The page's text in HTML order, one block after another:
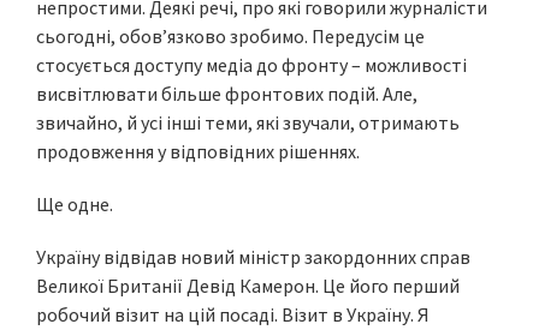
непростими. Деякі речі, про які говорили журналісти
сьогодні, обов’язково зробимо. Передусім це
стосується доступу медіа до фронту – можливості
висвітлювати більше фронтових подій. Але,
звичайно, й усі інші теми, які звучали, отримають
продовження у відповідних рішеннях.
Ще одне.
Україну відвідав новий міністр закордонних справ
Великої Британії Девід Камерон. Це його перший
робочий візит на цій посаді. Візит в Україну. Я